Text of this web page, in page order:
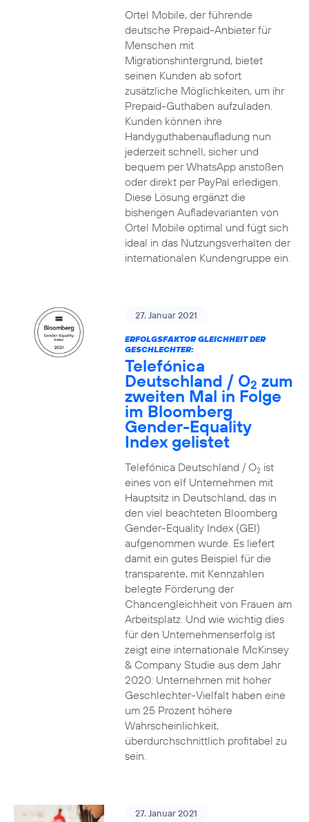
Ortel Mobile, der führende
deutsche Prepaid-Anbieter für
Menschen mit
Migrationshintergrund, bietet
seinen Kunden ab sofort
zusätzliche Möglichkeiten, um ihr
Prepaid-Guthaben aufzuladen.
Kunden können ihre
Handyguthabenaufladung nun
jederzeit schnell, sicher und
bequem per WhatsApp anstoßen
oder direkt per PayPal erledigen.
Diese Lösung ergänzt die
bisherigen Aufladevarianten von
Ortel Mobile optimal und fügt sich
ideal in das Nutzungsverhalten der
internationalen Kundengruppe ein.
27. Januar 2021
ERFOLGSFAKTOR GLEICHHEIT DER
GESCHLECHTER:
Telefónica
Deutschland / O2 zum
zweiten Mal in Folge
im Bloomberg
Gender-Equality
Index gelistet
Telefónica Deutschland / O2ist
eines von elf Unternehmen mit
Hauptsitz in Deutschland, das in
den viel beachteten Bloomberg
Gender-Equality Index (GEI)
aufgenommen wurde. Es liefert
damit ein gutes Beispiel für die
transparente, mit Kennzahlen
belegte Förderung der
Chancengleichheit von Frauen am
Arbeitsplatz. Und wie wichtig dies
für den Unternehmenserfolg ist
zeigt eine internationale McKinsey
& Company Studie aus dem Jahr
2020: Unternehmen mit hoher
Geschlechter-Vielfalt haben eine
um 25 Prozent höhere
Wahrscheinlichkeit,
überdurchschnittlich profitabel zu
sein.
27. Januar 2021